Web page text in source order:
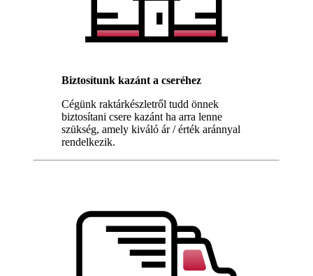
Biztosítunk kazánt a cseréhez
Cégünk raktárkészletről tudd önnek
biztosítani csere kazánt ha arra lenne
szükség, amely kiváló ár / érték aránnyal
rendelkezik.